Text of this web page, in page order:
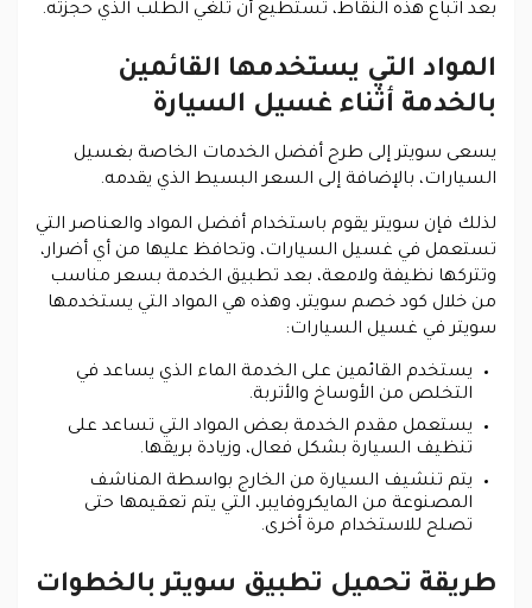
بعد اتباع هذه النقاط، تستطيع أن تلغي الطلب الذي حجزته.
المواد التي يستخدمها القائمين
بالخدمة أثناء غسيل السيارة
يسعى سويتر إلى طرح أفضل الخدمات الخاصة بغسيل
السيارات، بالإضافة إلى السعر البسيط الذي يقدمه.
لذلك فإن سويتر يقوم باستخدام أفضل المواد والعناصر التي
تستعمل في غسيل السيارات، وتحافظ عليها من أي أضرار،
وتتركها نظيفة ولامعة، بعد تطبيق الخدمة بسعر مناسب
من خلال كود خصم سويتر، وهذه هي المواد التي يستخدمها
سويتر في غسيل السيارات:
يستخدم القائمين على الخدمة الماء الذي يساعد في
التخلص من الأوساخ والأتربة.
يستعمل مقدم الخدمة بعض المواد التي تساعد على
تنظيف السيارة بشكل فعال، وزيادة بريقها.
يتم تنشيف السيارة من الخارج بواسطة المناشف
المصنوعة من المايكروفايبر، التي يتم تعقيمها حتى
تصلح للاستخدام مرة أخرى.
طريقة تحميل تطبيق سويتر بالخطوات